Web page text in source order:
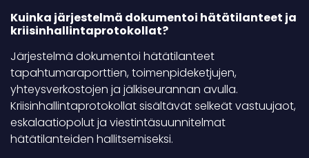
Kuinka järjestelmä dokumentoi hätätilanteet ja
kriisinhallintaprotokollat?
Järjestelmä dokumentoi hätätilanteet
tapahtumaraporttien, toimenpideketjujen,
yhteysverkostojen ja jälkiseurannan avulla.
Kriisinhallintaprotokollat sisältävät selkeät vastuujaot,
eskalaatiopolut ja viestintäsuunnitelmat
hätätilanteiden hallitsemiseksi.